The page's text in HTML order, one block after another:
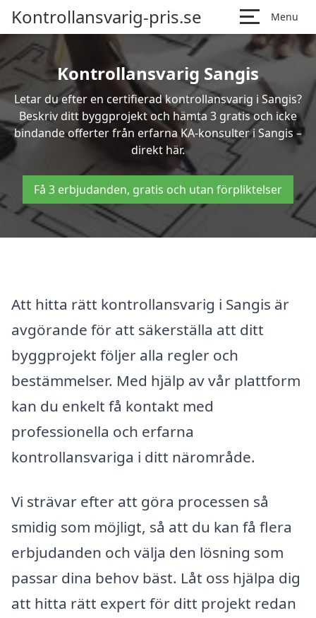
Kontrollansvarig-pris.se Menu
Kontrollansvarig Sangis
Letar du efter en certifierad kontrollansvarig i Sangis?
Beskriv ditt byggprojekt och hämta 3 gratis och icke
bindande offerter från erfarna KA-konsulter i Sangis –
direkt här.
Få 3 erbjudanden, gratis och utan förpliktelser
Att hitta rätt kontrollansvarig i Sangis är
avgörande för att säkerställa att ditt
byggprojekt följer alla regler och
bestämmelser. Med hjälp av vår plattform
kan du enkelt få kontakt med
professionella och erfarna
kontrollansvariga i ditt närområde.
Vi strävar efter att göra processen så
smidig som möjligt, så att du kan få flera
erbjudanden och välja den lösning som
passar dina behov bäst. Låt oss hjälpa dig
att hitta rätt expert för ditt projekt redan